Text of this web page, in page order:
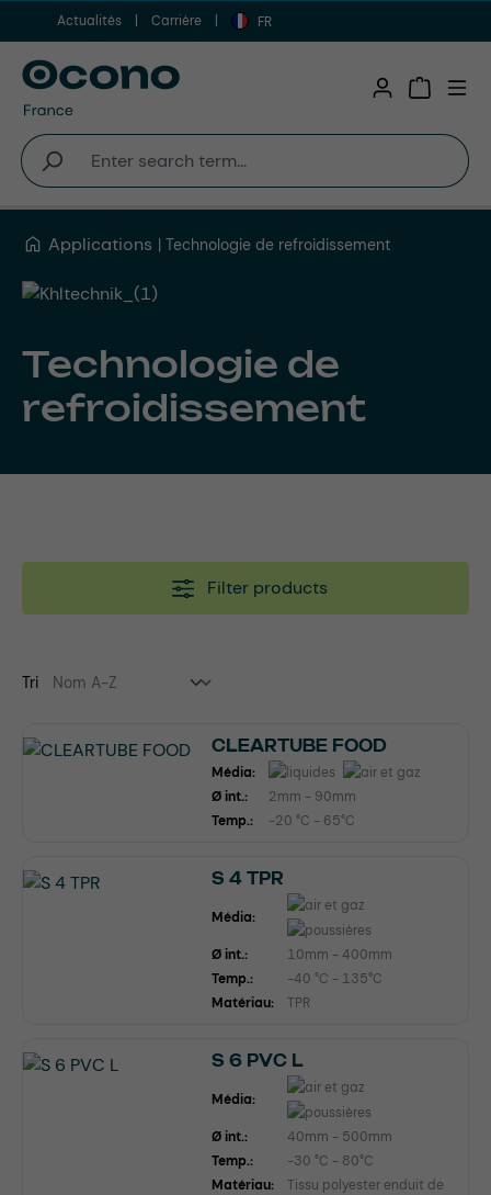
Aller au contenu principal
Actualités Carrière FR
Applications Technologie de refroidissement
Technologie de
refroidissement
Filter products
Tri
CLEARTUBE FOOD
Média:
Ø int.:
2mm - 90mm
Temp.:
-20 °C - 65°C
S 4 TPR
Média:
Ø int.:
10mm - 400mm
Temp.:
-40 °C - 135°C
Matériau:
TPR
S 6 PVC L
Média:
Ø int.:
40mm - 500mm
Temp.:
-30 °C - 80°C
Matériau:
Tissu polyester enduit de